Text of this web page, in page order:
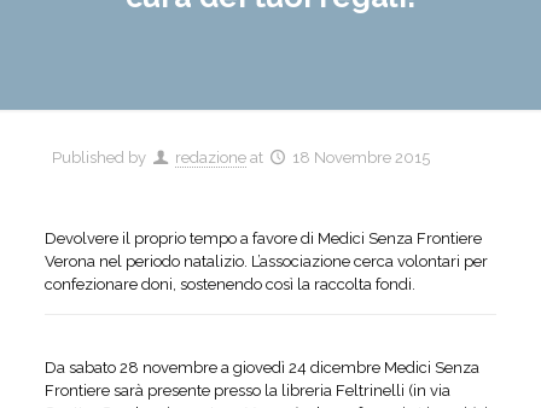
Published by redazione at 18 Novembre 2015
Devolvere il proprio tempo a favore di Medici Senza Frontiere
Verona nel periodo natalizio. L’associazione cerca volontari per
confezionare doni, sostenendo così la raccolta fondi.
Da sabato 28 novembre a giovedì 24 dicembre Medici Senza
Frontiere sarà presente presso la libreria Feltrinelli (in via